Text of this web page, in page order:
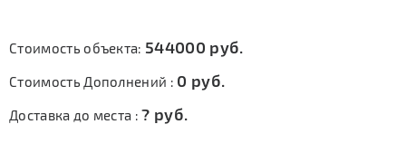
Стоимость объекта: 544000 руб.
Стоимость Дополнений : 0 руб.
Доставка до места :? руб.